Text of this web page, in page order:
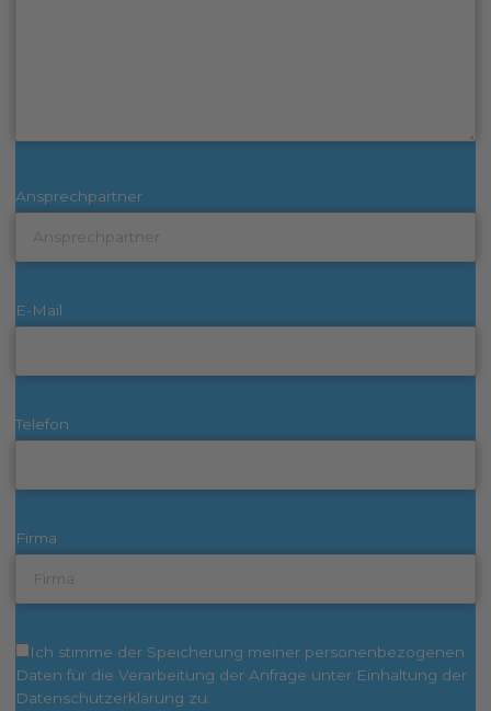
Ansprechpartner
E-Mail
Telefon
Firma
Ich stimme der Speicherung meiner personenbezogenen
Daten für die Verarbeitung der Anfrage unter Einhaltung der
Datenschutzerklärung zu.